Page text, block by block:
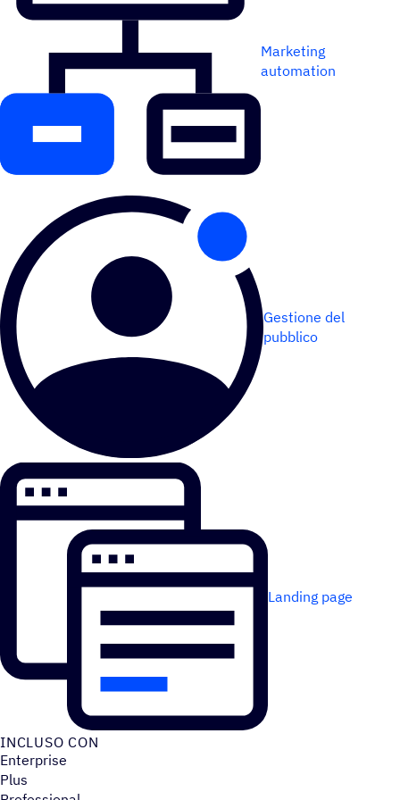
Marketing
automation
Gestione del
pubblico
Landing page
INCLUSO CON
Enterprise
Plus